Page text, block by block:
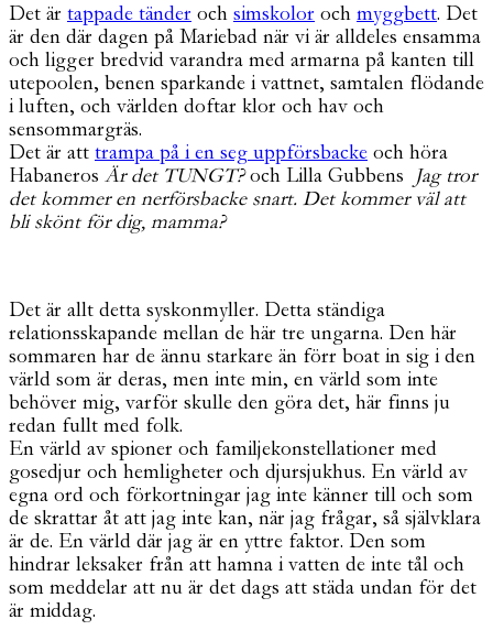
Det är tappade tänder och simskolor och myggbett. Det
är den där dagen på Mariebad när vi är alldeles ensamma
och ligger bredvid varandra med armarna på kanten till
utepoolen, benen sparkande i vattnet, samtalen flödande
i luften, och världen doftar klor och hav och
sensommargräs.
Det är att trampa på i en seg uppförsbacke och höra
Habaneros Är det TUNGT?och Lilla Gubbens Jag tror
det kommer en nerförsbacke snart. Det kommer väl att
bli skönt för dig, mamma?
Det är allt detta syskonmyller. Detta ständiga
relationsskapande mellan de här tre ungarna. Den här
sommaren har de ännu starkare än förr boat in sig i den
värld som är deras, men inte min, en värld som inte
behöver mig, varför skulle den göra det, här finns ju
redan fullt med folk.
En värld av spioner och familjekonstellationer med
gosedjur och hemligheter och djursjukhus. En värld av
egna ord och förkortningar jag inte känner till och som
de skrattar åt att jag inte kan, när jag frågar, så självklara
är de. En värld där jag är en yttre faktor. Den som
hindrar leksaker från att hamna i vatten de inte tål och
som meddelar att nu är det dags att städa undan för det
är middag.